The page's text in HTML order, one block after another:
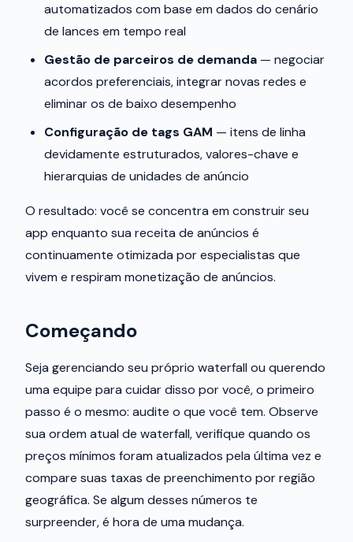
automatizados com base em dados do cenário
de lances em tempo real
Gestão de parceiros de demanda — negociar
acordos preferenciais, integrar novas redes e
eliminar os de baixo desempenho
Configuração de tags GAM — itens de linha
devidamente estruturados, valores-chave e
hierarquias de unidades de anúncio
O resultado: você se concentra em construir seu
app enquanto sua receita de anúncios é
continuamente otimizada por especialistas que
vivem e respiram monetização de anúncios.
Começando
Seja gerenciando seu próprio waterfall ou querendo
uma equipe para cuidar disso por você, o primeiro
passo é o mesmo: audite o que você tem. Observe
sua ordem atual de waterfall, verifique quando os
preços mínimos foram atualizados pela última vez e
compare suas taxas de preenchimento por região
geográfica. Se algum desses números te
surpreender, é hora de uma mudança.